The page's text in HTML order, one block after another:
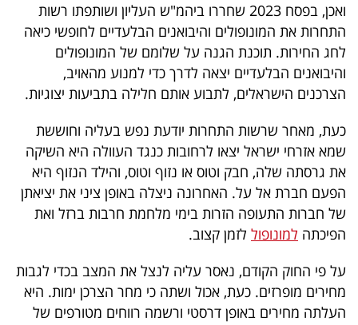
דרושים
ניוזלטרים
מייל
אדום
פרסמו
באייס
עקבו
ואכן, בפסח 2023 שחררו ביהמ"ש העליון ושותפתו רשות
התחרות את המונופולים והיבואנים הבלעדיים לחופשי כיאה
לחג החירות. תוכנת הגנה על שלומם של המונופולים
והיבואנים הבלעדיים יצאה לדרך כדי למנוע מהאויב,
הצרכנים הישראלים, לתבוע אותם חלילה בתביעות יצוגיות.
כעת, מאחר שרשות התחרות יודעת נפש בעליה וחוששת
שמא אזרחי ישראל יצאו לרחובות כנגד העוולה היא השיקה
את גרסתה שלה, חבק וטוס או נזוף וטוס, והילד הנזוף היא
הפעם חברת אל על. האחרונה ניצלה באופן ציני את יציאתן
של חברות התעופה הזרות בימי מלחמת חרבות ברזל ואת
הפיכתה למונופול לזמן קצוב.
על פי החוק הקודם, נאסר עליה לנצל את המצב בכדי לגבות
מחירים מופרזים. כעת, אכול ושתה כי מחר הצרכן ימות. היא
העלתה מחירים באופן דרסטי ורשמה רווחים מטורפים של